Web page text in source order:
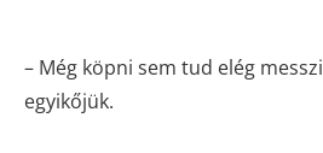
– Még köpni sem tud elég
egyikőjük.